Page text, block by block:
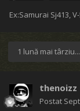
Ex:Samurai Sj413,
1 lună mai târziu...
thenoizz
Postat